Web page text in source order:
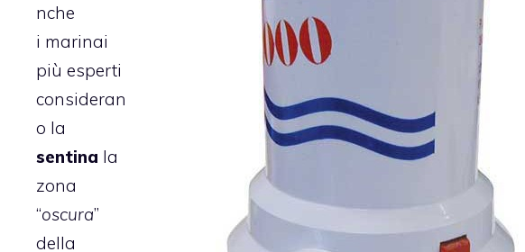
nche
i marinai
più esperti
consideran
o la
sentina la
zona
“oscura”
della